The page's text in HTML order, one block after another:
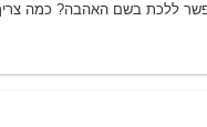
ללכת בשם האהבה? כמה